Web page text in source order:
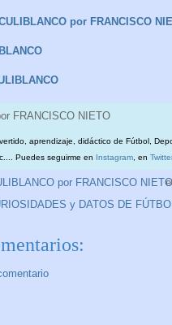
por FRANCISCO
FRANCISCO NIETO
aprendizaje, didáctico de Fútbol,
Puedes seguirme en
Instagram, en Twitter
por FRANCISCO
y DATOS DE FÚTBOL